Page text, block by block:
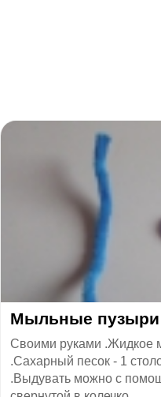
Мыльные пузыри
Своими руками .Жидкое
.Сахарный песок - 1
.Выдувать можно с